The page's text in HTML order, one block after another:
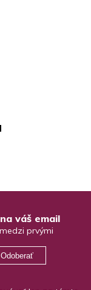
váš email
prvými
Odoberať